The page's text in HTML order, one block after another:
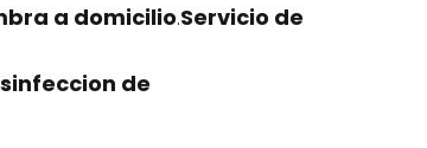
a domicilio.Servicio de
de